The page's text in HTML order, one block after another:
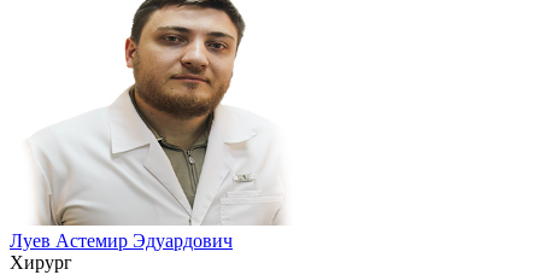
Луев Астемир Эдуардович
Хирург